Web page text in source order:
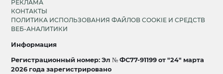
РЕКЛАМА
КОНТАКТЫ
ПОЛИТИКА ИСПОЛЬЗОВАНИЯ ФАЙЛОВ COOKIE И СРЕДСТВ
ВЕБ-АНАЛИТИКИ
Информация
Регистрационный номер: Эл № ФС77-91199 от "24" марта
2026 года зарегистрировано